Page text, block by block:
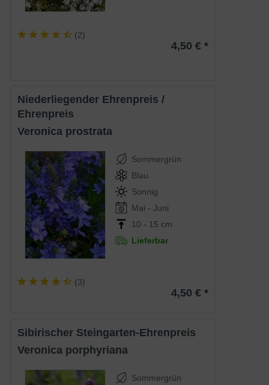
(2)
4,50 € *
Niederliegender Ehrenpreis /
Ehrenpreis
Veronica prostrata
Sommergrün
Blau
Sonnig
Mai - Juni
10 - 15 cm
Lieferbar
(3)
4,50 € *
Sibirischer Steingarten-Ehrenpreis
Veronica porphyriana
Sommergrün